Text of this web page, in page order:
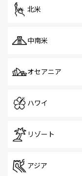
北米
中南米
オセアニア
ハワイ
リゾート
アジア